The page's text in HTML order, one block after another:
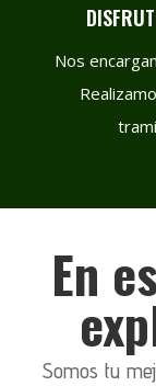
Nos
En
Somos tu